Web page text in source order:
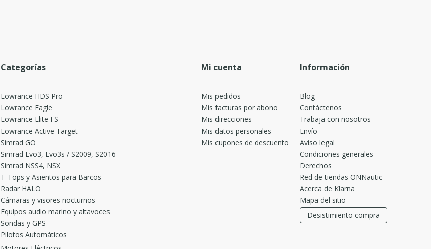
Categorías
Lowrance HDS Pro
Lowrance Eagle
Lowrance Elite FS
Lowrance Active Target
Simrad GO
Simrad Evo3, Evo3s / S2009, S2016
Simrad NSS4, NSX
T-Tops y Asientos para Barcos
Radar HALO
Cámaras y visores nocturnos
Equipos audio marino y altavoces
Sondas y GPS
Pilotos Automáticos
Mi cuenta
Mis pedidos
Mis facturas por abono
Mis direcciones
Mis datos personales
Mis cupones de descuento
Información
Blog
Contáctenos
Trabaja con nosotros
Envío
Aviso legal
Condiciones generales
Derechos
Red de tiendas ONNautic
Acerca de Klarna
Mapa del sitio
Desistimiento compra